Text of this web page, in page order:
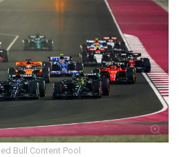
Bull Content Pool